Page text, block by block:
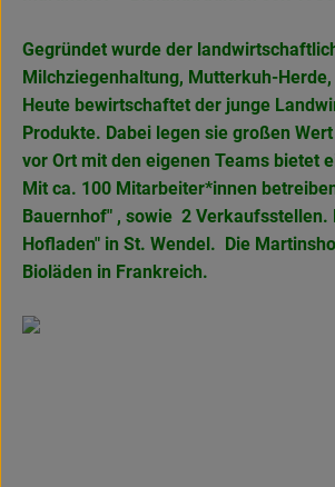
Gegründet wurde der
Milchziegenhaltung, Mutterkuh-
Heute bewirtschaftet der junge
Produkte. Dabei legen sie großen
vor Ort mit den eigenen Teams bietet
Mit ca. 100 Mitarbeiter*innen
Bauernhof" , sowie 2
Hofladen" in St. Wendel. Die
Bioläden in Frankreich.